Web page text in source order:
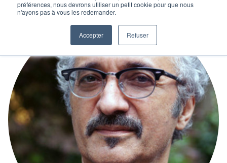
préférences, nous devrons utiliser un petit cookie pour que nous
n'ayons pas à vous les redemander.
Accepter Refuser